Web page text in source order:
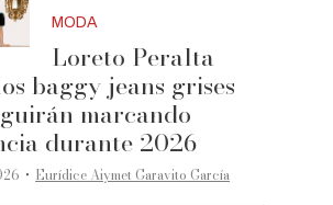
MODA
Loreto Peralta
baggy jeans grises
marcando
durante 2026
·Eurídice Aiymet Garavito García